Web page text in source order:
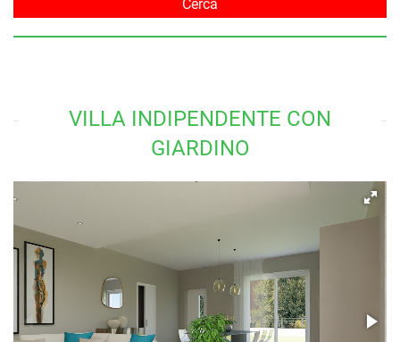
VILLA INDIPENDENTE CON
GIARDINO